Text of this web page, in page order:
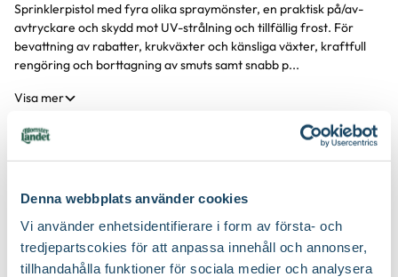
Denna webbplats använder cookies
Vi använder enhetsidentifierare i form av första- och
tredjepartscokies för att anpassa innehåll och annonser,
tillhandahålla funktioner för sociala medier och analysera
Produktinformation
Sprinklerpistol med fyra olika spraymönster, en praktisk på/av-
avtryckare och skydd mot UV-strålning och tillfällig frost. För
bevattning av rabatter, krukväxter och känsliga växter, kraftfull
rengöring och borttagning av smuts samt snabb p...
Visa mer
Material plast, metall
Höjd 11 cm
Du kanske också gillar